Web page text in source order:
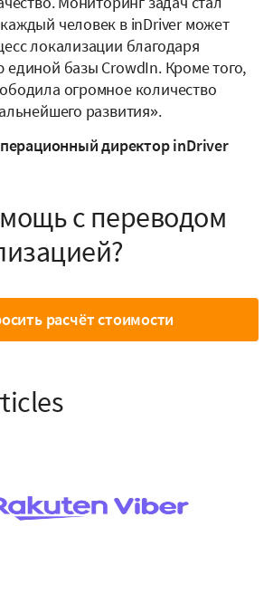
человек в inDriver может
локализации благодаря
единой базы CrowdIn. Кроме того,
огромное количество
развития».
директор inDriver
с переводом
расчёт стоимости